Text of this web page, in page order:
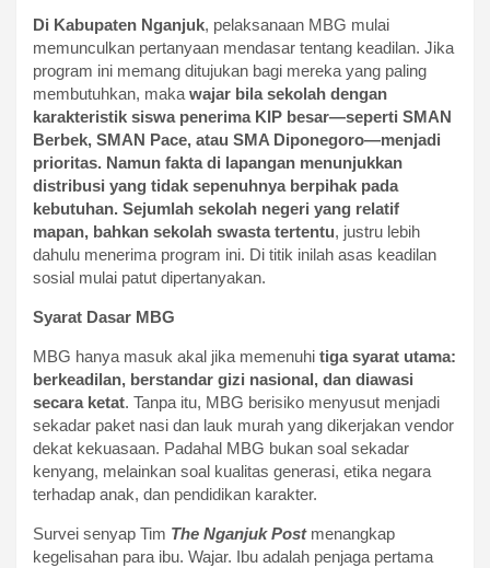
Di Kabupaten Nganjuk, pelaksanaan MBG mulai
memunculkan pertanyaan mendasar tentang keadilan. Jika
program ini memang ditujukan bagi mereka yang paling
membutuhkan, makawajar bila sekolah dengan
karakteristik siswa penerima KIP besar—seperti SMAN
Berbek, SMAN Pace, atau SMA Diponegoro—menjadi
prioritas. Namun fakta di lapangan menunjukkan
distribusi yang tidak sepenuhnya berpihak pada
kebutuhan. Sejumlah sekolah negeri yang relatif
mapan, bahkan sekolah swasta tertentu, justru lebih
dahulu menerima program ini. Di titik inilah asas keadilan
sosial mulai patut dipertanyakan.
Syarat Dasar MBG
MBG hanya masuk akal jika memenuhi tiga syarat utama:
berkeadilan, berstandar gizi nasional, dan diawasi
secara ketat. Tanpa itu, MBG berisiko menyusut menjadi
sekadar paket nasi dan lauk murah yang dikerjakan vendor
dekat kekuasaan. Padahal MBG bukan soal sekadar
kenyang, melainkan soal kualitas generasi, etika negara
terhadap anak, dan pendidikan karakter.
Survei senyap Tim The Nganjuk Postmenangkap
kegelisahan para ibu. Wajar. Ibu adalah penjaga pertama